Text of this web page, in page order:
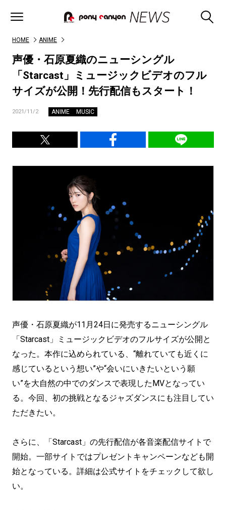
HOME ANIME
声優・石原夏織のニューシングル
「Starcast」ミュージックビデオのフル
サイズが公開！先行配信もスタート！
2021/11/2 ANIME MUSIC
声優・石原夏織が11月24日に発売するニューシングル
「Starcast」ミュージックビデオのフルサイズが公開と
なった。本作に込められている、“離れていても近くに
感じているという想い”や“会いにいきたいという願
い”を大自然の中でのダンスで表現したMVとなってい
る。今回、初の挑戦となるジャズダンスにも注目してい
ただきたい。
さらに、「Starcast」の先行配信が各音楽配信サイトで
開始。一部サイトではプレゼントキャンペーンなども開
始となっている。詳細は公式サイトをチェックして欲し
い。